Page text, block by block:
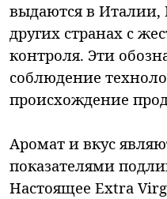
выдаются в
других странах с
контроля. Эти
соблюдение
происхождение
Аромат и вкус
показателями
Настоящее Extra